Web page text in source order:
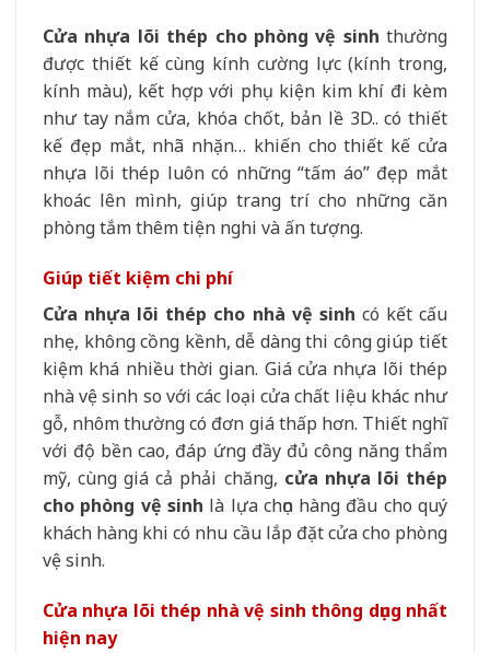
Cửa nhựa lõi thép cho phòng vệ sinh thường
được thiết kế cùng kính cường lực (kính trong,
kính màu), kết hợp với phụ kiện kim khí đi kèm
như tay nắm cửa, khóa chốt, bản lề 3D.. có thiết
kế đẹp mắt, nhã nhặn… khiến cho thiết kế cửa
nhựa lõi thép luôn có những “tấm áo” đẹp mắt
khoác lên mình, giúp trang trí cho những căn
phòng tắm thêm tiện nghi và ấn tượng.
Giúp tiết kiệm chi phí
Cửa nhựa lõi thép cho nhà vệ sinh có kết cấu
nhẹ, không cồng kềnh, dễ dàng thi công giúp tiết
kiệm khá nhiều thời gian. Giá cửa nhựa lõi thép
nhà vệ sinh so với các loại cửa chất liệu khác như
gỗ, nhôm thường có đơn giá thấp hơn. Thiết nghĩ
với độ bền cao, đáp ứng đầy đủ công năng thẩm
mỹ, cùng giá cả phải chăng, cửa nhựa lõi thép
cho phòng vệ sinh là lựa chọn hàng đầu cho quý
khách hàng khi có nhu cầu lắp đặt cửa cho phòng
vệ sinh.
Cửa nhựa lõi thép nhà vệ sinh thông dụng nhất
hiện nay